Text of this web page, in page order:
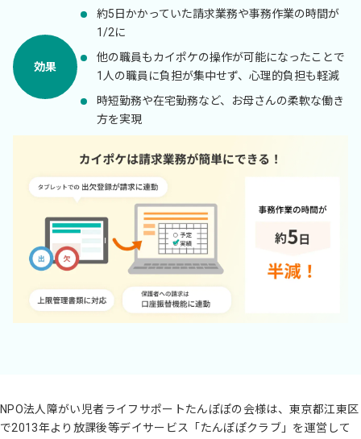
効果
約5日かかっていた請求業務や事務作業の時間が
1/2に
他の職員もカイポケの操作が可能になったことで
1人の職員に負担が集中せず、心理的負担も軽減
時短勤務や在宅勤務など、お母さんの柔軟な働き
方を実現
NPO法人障がい児者ライフサポートたんぽぽの会様は、東京都江東区
で2013年より放課後等デイサービス「たんぽぽクラブ」を運営して